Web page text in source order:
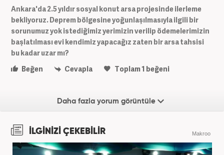
Ankara'da 2.5 yıldır sosyal konut arsa projesinde ilerleme
bekliyoruz. Deprem bölgesine yoğunlaşılmasıyla ilgili bir
sorunumuz yok istediğimiz yerimizin verilip ödemelerimizin
başlatılması evi kendimiz yapacağız zaten bir arsa tahsisi
bu kadar uzar mı?
Beğen
Cevapla Toplam1 beğeni
Daha fazla yorum görüntüle
İLGİNİZİ ÇEKEBİLİR Makroo